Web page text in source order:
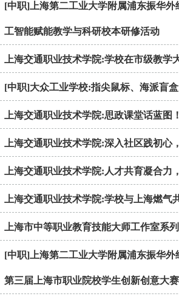
[中职]上海第二工业大学附属浦东振华
工智能赋能教学与科研校本研修活动
上海交通职业技术学院:学校在市级教学
[中职]大众工业学校:指尖鼠标、海派盲
上海交通职业技术学院:思政课堂话蓝
上海交通职业技术学院:深入社区践初
上海交通职业技术学院:人才共育凝合
上海交通职业技术学院:学校与上海燃
上海市中等职业教育技能大师工作室
[中职]上海第二工业大学附属浦东振华
第三届上海市职业院校学生创新创意大